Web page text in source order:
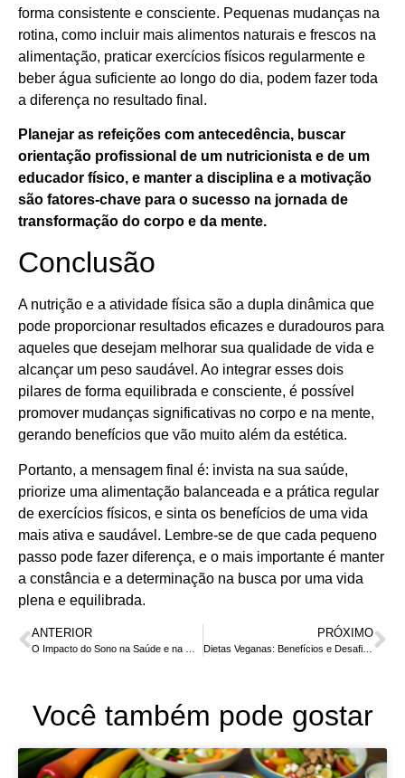
forma consistente e consciente. Pequenas mudanças na
rotina, como incluir mais alimentos naturais e frescos na
alimentação, praticar exercícios físicos regularmente e
beber água suficiente ao longo do dia, podem fazer toda
a diferença no resultado final.
Planejar as refeições com antecedência, buscar
orientação profissional de um nutricionista e de um
educador físico, e manter a disciplina e a motivação
são fatores-chave para o sucesso na jornada de
transformação do corpo e da mente.
Conclusão
A nutrição e a atividade física são a dupla dinâmica que
pode proporcionar resultados eficazes e duradouros para
aqueles que desejam melhorar sua qualidade de vida e
alcançar um peso saudável. Ao integrar esses dois
pilares de forma equilibrada e consciente, é possível
promover mudanças significativas no corpo e na mente,
gerando benefícios que vão muito além da estética.
Portanto, a mensagem final é: invista na sua saúde,
priorize uma alimentação balanceada e a prática regular
de exercícios físicos, e sinta os benefícios de uma vida
mais ativa e saudável. Lembre-se de que cada pequeno
passo pode fazer diferença, e o mais importante é manter
a constância e a determinação na busca por uma vida
plena e equilibrada.
ANTERIOR PRÓXIMO
Dietas Veganas: Benefícios e Desafios na Nutrição
Você também pode gostar